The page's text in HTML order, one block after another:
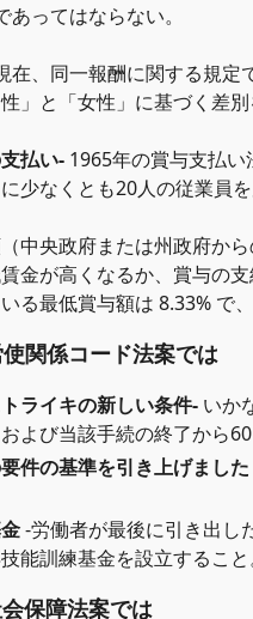
ってはならない。
在、同一報酬に関する規定
」と「女性」に基づく差
払い- 1965年の賞与支払
少なくとも20人の従業員
中央政府または州政府か
金が高くなるか、賞与の
る最低賞与額は 8.33% で
関係コード法案では
ライキの新しい条件- いか
よび当該手続の終了から
件の基準を引き上げました
-労働者が最後に引き出し
能訓練基金を設立すること
保障法案では